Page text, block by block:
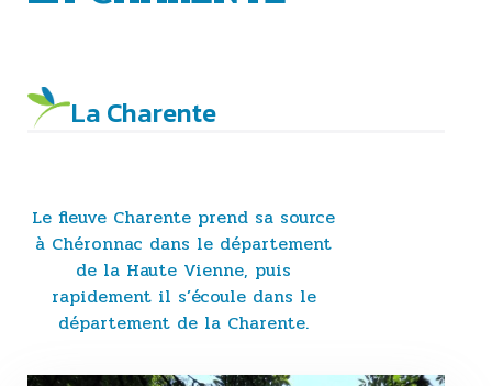
La Charente
Le fleuve Charente prend sa source
à Chéronnac dans le département
de la Haute Vienne, puis
rapidement il s’écoule dans le
département de la Charente.